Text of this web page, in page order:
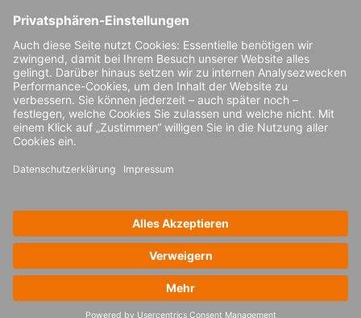
Datenschutz
Kontakt
Pressecenter
© 2026 4flow SE